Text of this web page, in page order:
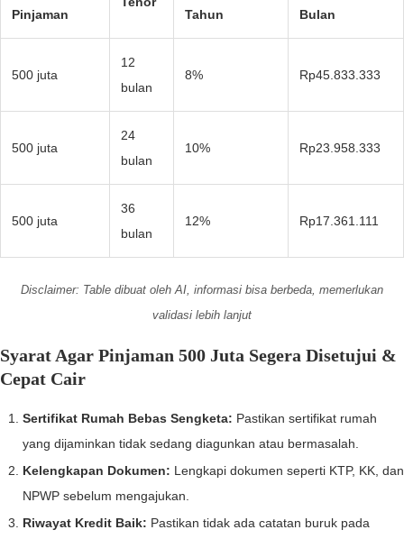
Pinjaman
Tahun
Bulan
500 juta
12
bulan
8% Rp45.833.333
500 juta
24
bulan
10% Rp23.958.333
500 juta
36
bulan
12% Rp17.361.111
Disclaimer: Table dibuat oleh AI, informasi bisa berbeda, memerlukan
validasi lebih lanjut
Syarat Agar Pinjaman 500 Juta Segera Disetujui &
Cepat Cair
Sertifikat Rumah Bebas Sengketa: Pastikan sertifikat rumah
yang dijaminkan tidak sedang diagunkan atau bermasalah.
Kelengkapan Dokumen: Lengkapi dokumen seperti KTP, KK, dan
NPWP sebelum mengajukan.
Riwayat Kredit Baik: Pastikan tidak ada catatan buruk pada